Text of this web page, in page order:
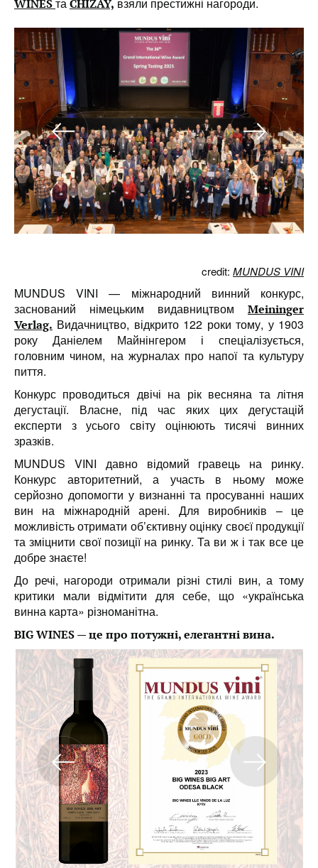
WINES
CHIZAY,
credit: MUNDUS VINI
MUNDUS VINI — міжнародний винний конкурс,
заснований німецьким видавництвом Meininger
Verlag. Видачництво, відкрито 122 роки тому, у 1903
року Даніелем Майнінгером і спеціалізується,
головним чином, на журналах про напої та культуру
пиття.
Конкурс проводиться двічі на рік весняна та літня
дегустації. Власне, під час яких цих дегустацій
експерти з усього світу оцінюють тисячі винних
зразків.
MUNDUS VINI давно відомий гравець на ринку.
Конкурс авторитетний, а участь в ньому може
серйозно допомогти у визнанні та просуванні наших
вин на міжнародній арені. Для виробників – це
можливість отримати об’єктивну оцінку своєї продукції
та зміцнити свої позиції на ринку. Та ви ж і так все це
добре знаєте!
До речі, нагороди отримали різні стилі вин, а тому
критики мали відмітити для себе, що «українська
винна карта» різноманітна.
BIG WINES — це про потужні, елегантні вина.